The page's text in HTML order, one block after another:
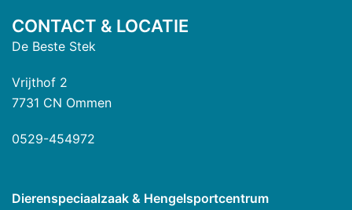
CONTACT & LOCATIE
De Beste Stek
Vrijthof 2
7731 CN Ommen
0529-454972
Dierenspeciaalzaak & Hengelsportcentrum